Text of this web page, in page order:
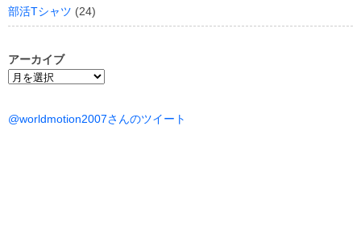
部活Tシャツ (24)
アーカイブ
ア
@worldmotion2007さんのツイート